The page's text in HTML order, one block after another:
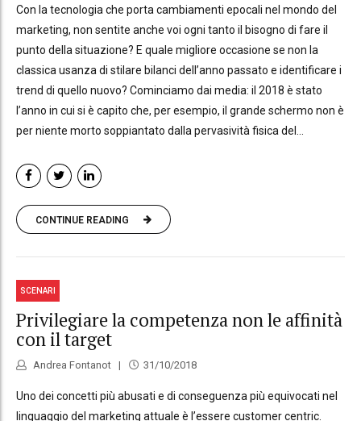
Con la tecnologia che porta cambiamenti epocali nel mondo del
marketing, non sentite anche voi ogni tanto il bisogno di fare il
punto della situazione? E quale migliore occasione se non la
classica usanza di stilare bilanci dell’anno passato e identificare i
trend di quello nuovo? Cominciamo dai media: il 2018 è stato
l’anno in cui si è capito che, per esempio, il grande schermo non è
per niente morto soppiantato dalla pervasività fisica del...
CONTINUE READING
SCENARI
Privilegiare la competenza non le affinità
con il target
Andrea Fontanot 31/10/2018
Uno dei concetti più abusati e di conseguenza più equivocati nel
linguaggio del marketing attuale è l’essere customer centric.